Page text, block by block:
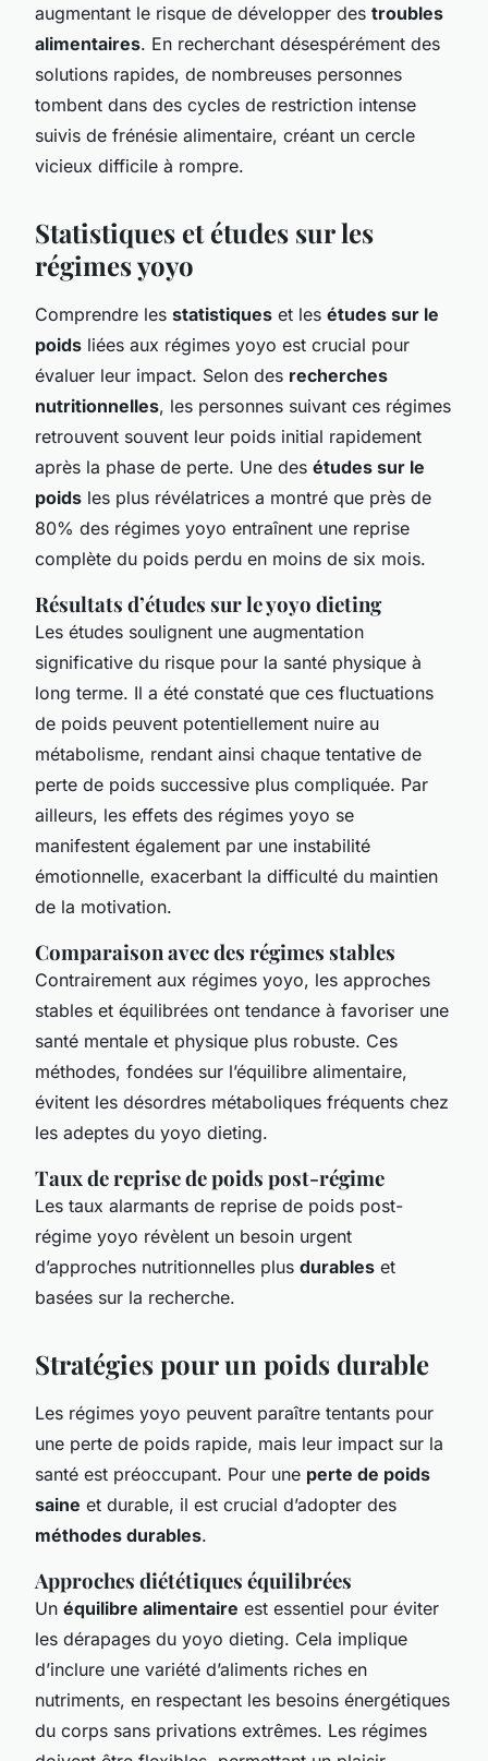
augmentant le risque de développer des troubles
alimentaires. En recherchant désespérément des
solutions rapides, de nombreuses personnes
tombent dans des cycles de restriction intense
suivis de frénésie alimentaire, créant un cercle
vicieux difficile à rompre.
Statistiques et études sur les
régimes yoyo
Comprendre les statistiques et les études sur le
poids liées aux régimes yoyo est crucial pour
évaluer leur impact. Selon des recherches
nutritionnelles, les personnes suivant ces régimes
retrouvent souvent leur poids initial rapidement
après la phase de perte. Une des études sur le
poids les plus révélatrices a montré que près de
80% des régimes yoyo entraînent une reprise
complète du poids perdu en moins de six mois.
Résultats d’études sur le yoyo dieting
Les études soulignent une augmentation
significative du risque pour la santé physique à
long terme. Il a été constaté que ces fluctuations
de poids peuvent potentiellement nuire au
métabolisme, rendant ainsi chaque tentative de
perte de poids successive plus compliquée. Par
ailleurs, les effets des régimes yoyo se
manifestent également par une instabilité
émotionnelle, exacerbant la difficulté du maintien
de la motivation.
Comparaison avec des régimes stables
Contrairement aux régimes yoyo, les approches
stables et équilibrées ont tendance à favoriser une
santé mentale et physique plus robuste. Ces
méthodes, fondées sur l’équilibre alimentaire,
évitent les désordres métaboliques fréquents chez
les adeptes du yoyo dieting.
Taux de reprise de poids post-régime
Les taux alarmants de reprise de poids post-
régime yoyo révèlent un besoin urgent
d’approches nutritionnelles plus durables et
basées sur la recherche.
Stratégies pour un poids durable
Les régimes yoyo peuvent paraître tentants pour
une perte de poids rapide, mais leur impact sur la
santé est préoccupant. Pour une perte de poids
saine et durable, il est crucial d’adopter des
méthodes durables.
Approches diététiques équilibrées
Un équilibre alimentaire est essentiel pour éviter
les dérapages du yoyo dieting. Cela implique
d’inclure une variété d’aliments riches en
nutriments, en respectant les besoins énergétiques
du corps sans privations extrêmes. Les régimes